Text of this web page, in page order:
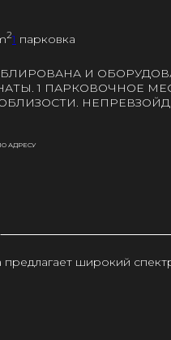
21 парковка
И
1 ПАРКОВОЧНОЕ
АДРЕСУ
широкий